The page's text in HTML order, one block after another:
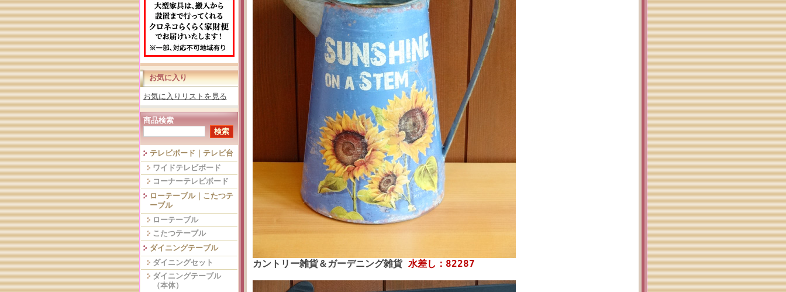
お気に入り
お気に入りリストを見る
商品検索
テレビボード｜テレビ台
ワイドテレビボード
コーナーテレビボード
ローテーブル｜こたつテ
ーブル
ローテーブル
こたつテーブル
ダイニングテーブル
ダイニングセット
ダイニングテーブル
（本体）
カントリー雑貨＆ガーデニング雑貨 水差し：82287